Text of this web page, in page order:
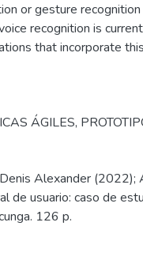
or gesture recognition
recognition is
that incorporate
ÁGILES,
Alexander (2022);
de usuario: caso de
126 p.